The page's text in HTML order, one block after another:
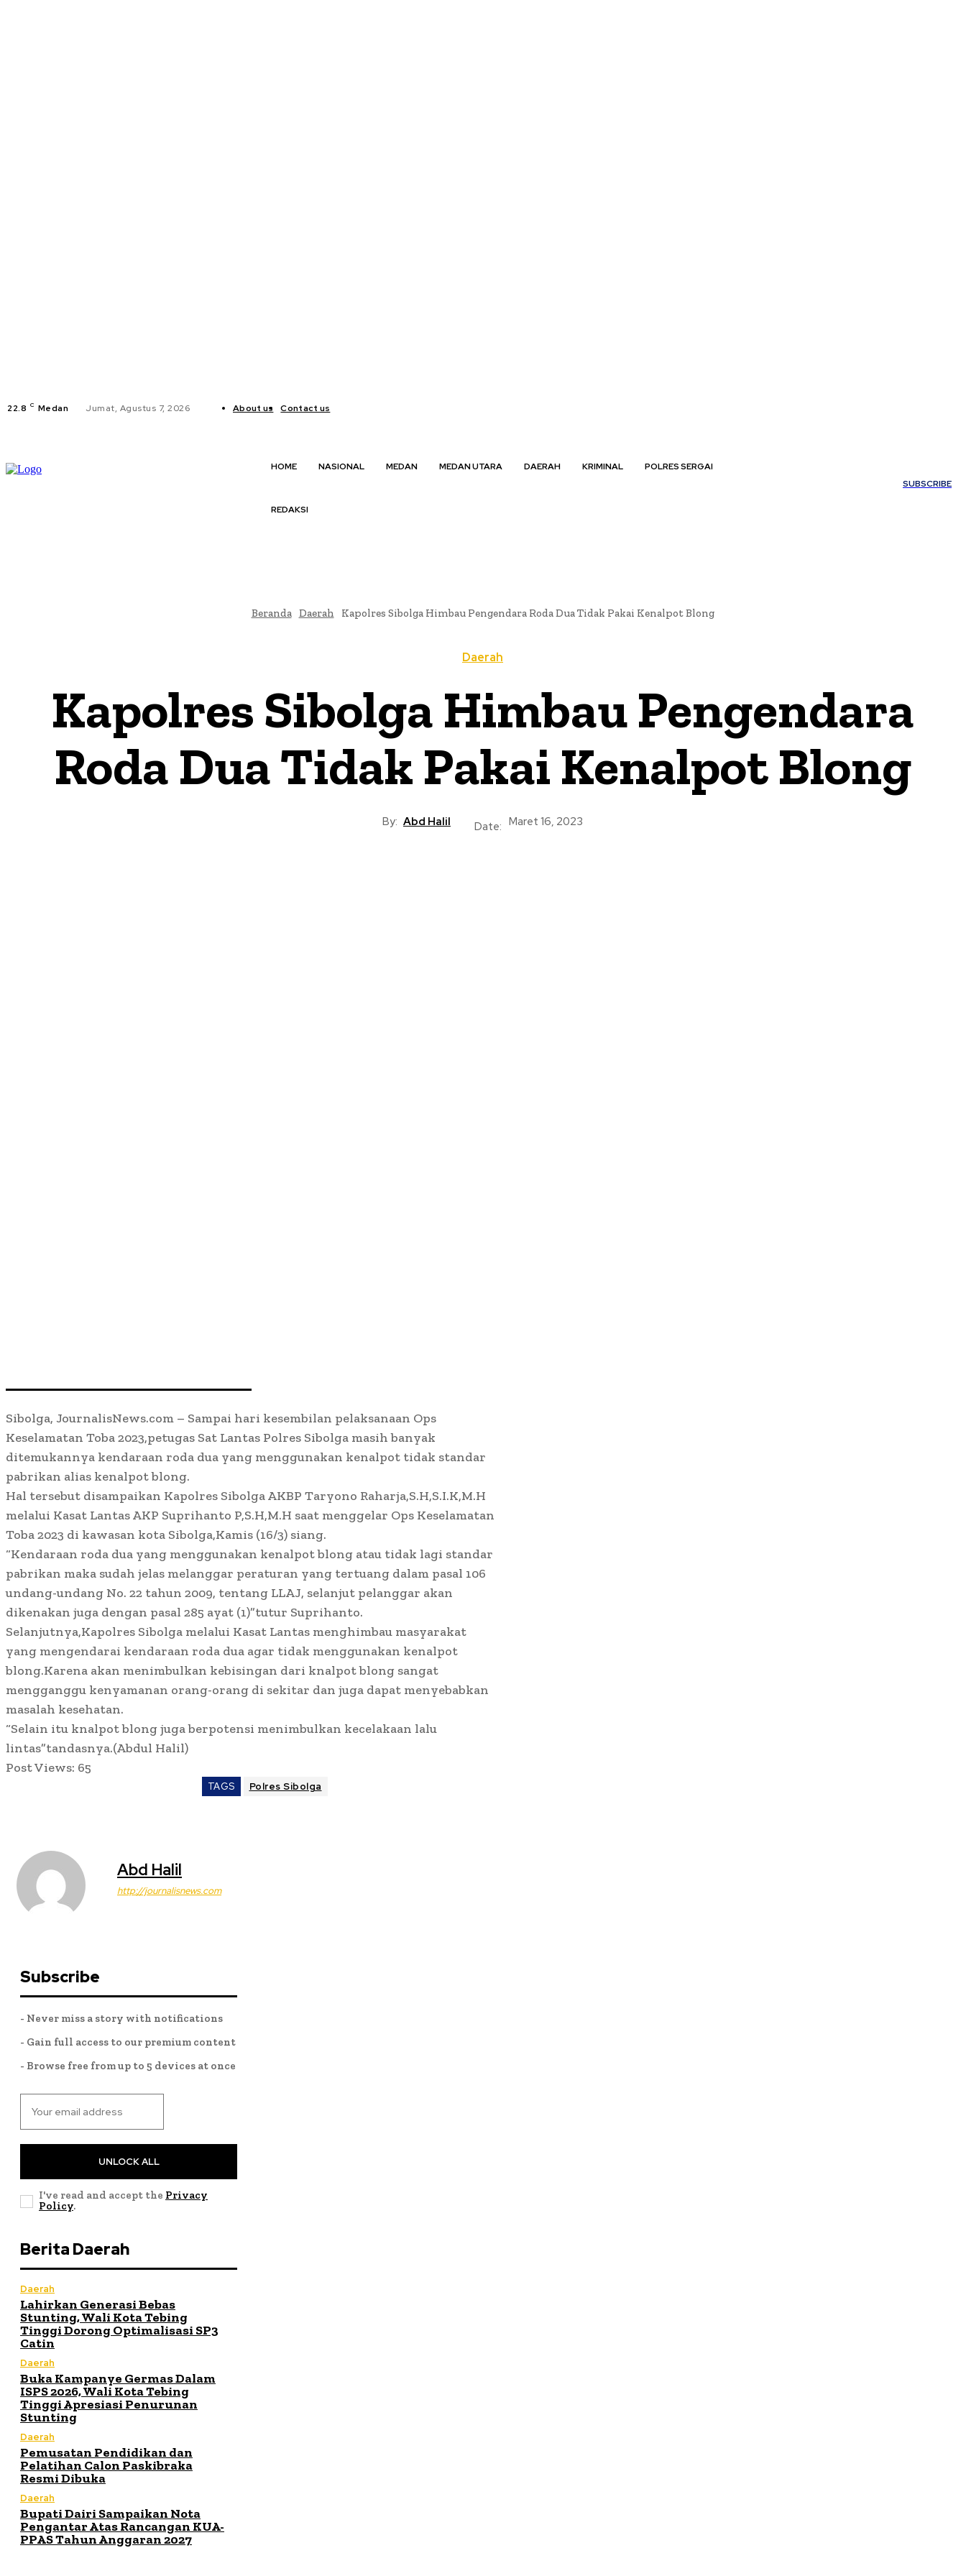
22.8 C Medan Jumat, Agustus 7, 2026 About us Contact us
HOME NASIONAL MEDAN MEDAN UTARA DAERAH KRIMINAL POLRES SERGAI
REDAKSI
SUBSCRIBE
Beranda Daerah Kapolres Sibolga Himbau Pengendara Roda Dua Tidak Pakai Kenalpot Blong
Daerah
Kapolres Sibolga Himbau Pengendara
Roda Dua Tidak Pakai Kenalpot Blong
By: Abd Halil Date: Maret 16, 2023
Sibolga, JournalisNews.com – Sampai hari kesembilan pelaksanaan Ops
Keselamatan Toba 2023,petugas Sat Lantas Polres Sibolga masih banyak
ditemukannya kendaraan roda dua yang menggunakan kenalpot tidak standar
pabrikan alias kenalpot blong.
Hal tersebut disampaikan Kapolres Sibolga AKBP Taryono Raharja,S.H,S.I.K,M.H
melalui Kasat Lantas AKP Suprihanto P,S.H,M.H saat menggelar Ops Keselamatan
Toba 2023 di kawasan kota Sibolga,Kamis (16/3) siang.
“Kendaraan roda dua yang menggunakan kenalpot blong atau tidak lagi standar
pabrikan maka sudah jelas melanggar peraturan yang tertuang dalam pasal 106
undang-undang No. 22 tahun 2009, tentang LLAJ, selanjut pelanggar akan
dikenakan juga dengan pasal 285 ayat (1)”tutur Suprihanto.
Selanjutnya,Kapolres Sibolga melalui Kasat Lantas menghimbau masyarakat
yang mengendarai kendaraan roda dua agar tidak menggunakan kenalpot
blong.Karena akan menimbulkan kebisingan dari knalpot blong sangat
mengganggu kenyamanan orang-orang di sekitar dan juga dapat menyebabkan
masalah kesehatan.
“Selain itu knalpot blong juga berpotensi menimbulkan kecelakaan lalu
lintas”tandasnya.(Abdul Halil)
Post Views: 65
TAGS Polres Sibolga
Abd Halil
http://journalisnews.com
Subscribe
- Never miss a story with notifications
- Gain full access to our premium content
- Browse free from up to 5 devices at once
UNLOCK ALL
I've read and accept the Privacy
Policy.
Berita Daerah
Daerah
Lahirkan Generasi Bebas
Stunting, Wali Kota Tebing
Tinggi Dorong Optimalisasi SP3
Catin
Daerah
Buka Kampanye Germas Dalam
ISPS 2026, Wali Kota Tebing
Tinggi Apresiasi Penurunan
Stunting
Daerah
Pemusatan Pendidikan dan
Pelatihan Calon Paskibraka
Resmi Dibuka
Daerah
Bupati Dairi Sampaikan Nota
Pengantar Atas Rancangan KUA-
PPAS Tahun Anggaran 2027